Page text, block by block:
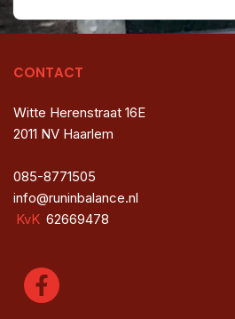
CONTACT
Witte Herenstraat 16E
2011 NV Haarlem
085-8771505
info@runinbalance.nl
KvK 62669478